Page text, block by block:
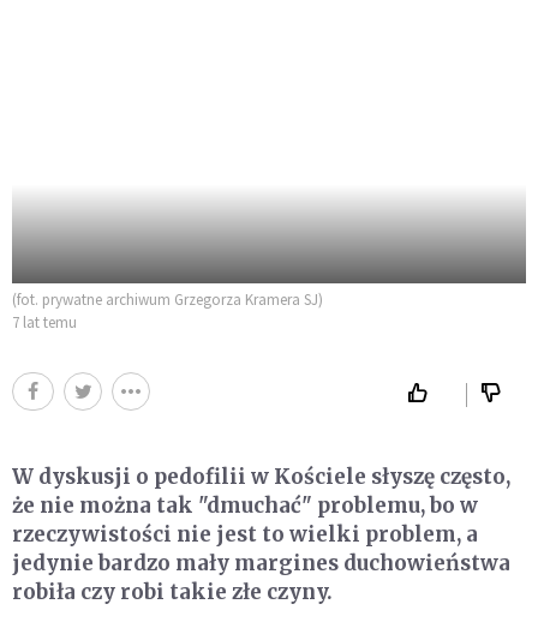
(fot. prywatne archiwum Grzegorza Kramera SJ)
7 lat temu
W dyskusji o pedofilii w Kościele słyszę często,
że nie można tak "dmuchać" problemu, bo w
rzeczywistości nie jest to wielki problem, a
jedynie bardzo mały margines duchowieństwa
robiła czy robi takie złe czyny.